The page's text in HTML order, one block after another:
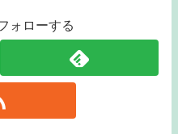
ォローする